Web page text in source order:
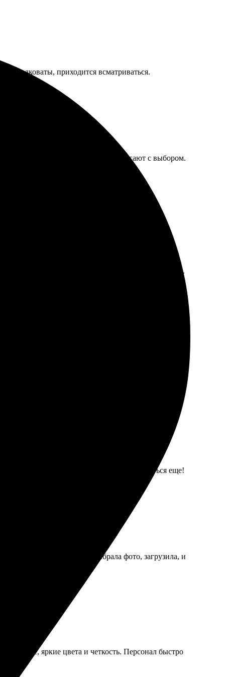
мелковаты, приходится всматриваться.
Сотрудники отзывчивые и помогают с выбором.
всем.
оказался простым и понятным: выбрал
впечатляют, картина выглядит
Теперь думаю о других фотосувенирах.
всё понятно. Процесс заказа прошёл легко:
удивлён качеством. Цвета яркие, детали
не хочет тратить время на поиски.
размеру и цвету. Обязательно буду обращаться еще!
оформления прост — выбрала фото, загрузила, и
уровне, яркие цвета и четкость. Персонал быстро